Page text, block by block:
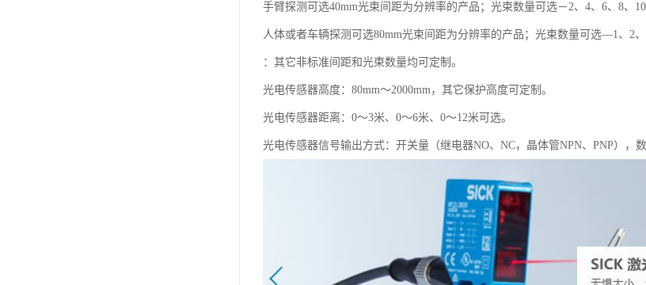
手臂探测可选40mm光束间距为分辨率的产品；光束数量可选－2、4、6、8、
人体或者车辆探测可选80mm光束间距为分辨率的产品；光束数量可选—1、2
：其它非标准间距和光束数量均可定制。
光电传感器高度：80mm～2000mm，其它保护高度可定制。
光电传感器距离：0～3米、0～6米、0～12米可选。
光电传感器信号输出方式：开关量（继电器NO、NC，晶体管NPN、PNP），